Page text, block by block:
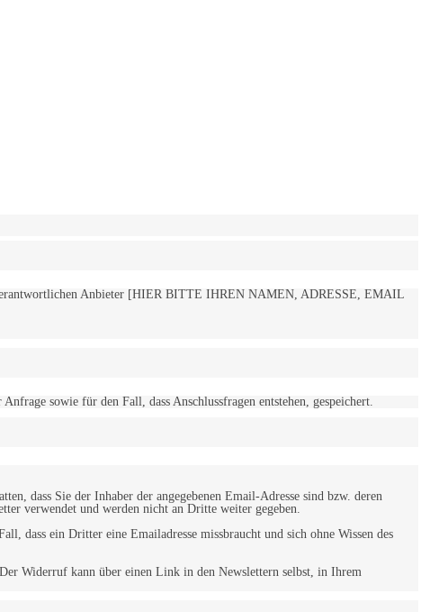
Anbieter [HIER BITTE IHREN NAMEN, ADRESSE, EMAIL
sowie für den Fall, dass Anschlussfragen entstehen, gespeichert.
dass Sie der Inhaber der angegebenen Email-Adresse sind bzw. deren
verwendet und werden nicht an Dritte weiter gegeben.
dass ein Dritter eine Emailadresse missbraucht und sich ohne Wissen des
Widerruf kann über einen Link in den Newslettern selbst, in Ihrem